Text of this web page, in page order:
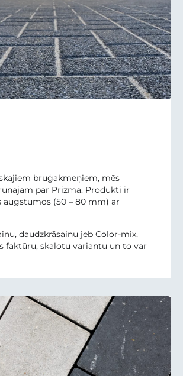
bruģakmeņiem, mēs
par Prizma. Produkti ir
augstumos (50 – 80 mm) ar
daudzkrāsainu jeb Color-mix,
faktūru, skalotu variantu un to var